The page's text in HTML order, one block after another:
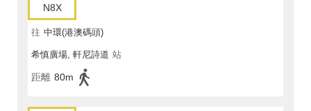
N8X
往 中環(港澳碼頭)
希慎廣場, 軒尼詩道 站
距離 80m